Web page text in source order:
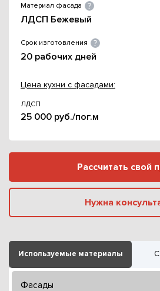
Материал фасада
ЛДСП Бежевый
Срок изготовления
20 рабочих дней
Цена кухни с фасадами:
ЛДСП
25 000 руб./пог.м
Рассчитать свой
Нужна
Используемые материалы
Фасады